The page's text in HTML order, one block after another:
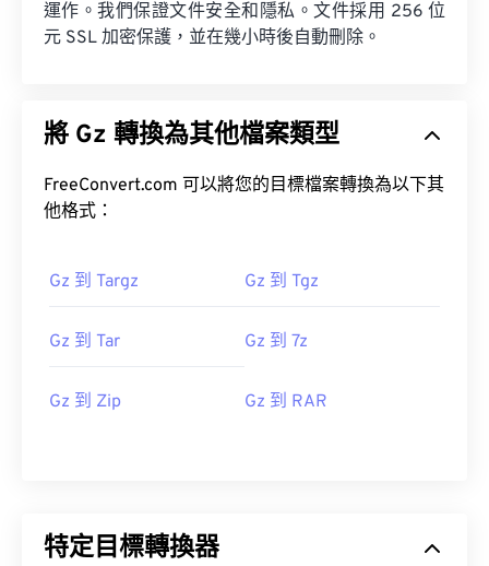
運作。我們保證文件安全和隱私。文件採用 256 位
元 SSL 加密保護，並在幾小時後自動刪除。
將 Gz 轉換為其他檔案類型
FreeConvert.com 可以將您的目標檔案轉換為以下其
他格式：
Gz 到 Targz Gz 到 Tgz
Gz 到 Tar Gz 到 7z
Gz 到 Zip Gz 到 RAR
特定目標轉換器